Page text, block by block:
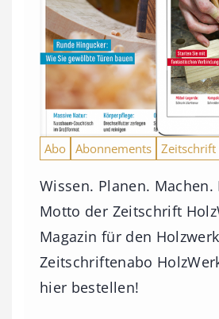
Abo Abonnements Zeitschrift
Wissen. Planen. Machen.
Motto der Zeitschrift
Magazin für den
Zeitschriftenabo
hier bestellen!